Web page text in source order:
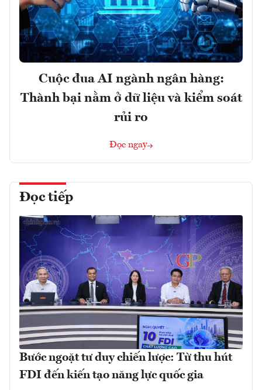
Cuộc đua AI ngành ngân hàng:
Thành bại nằm ở dữ liệu và kiểm soát
rủi ro
Đọc ngay
Đọc tiếp
Bước ngoặt tư duy chiến lược: Từ thu hút
FDI đến kiến tạo năng lực quốc gia